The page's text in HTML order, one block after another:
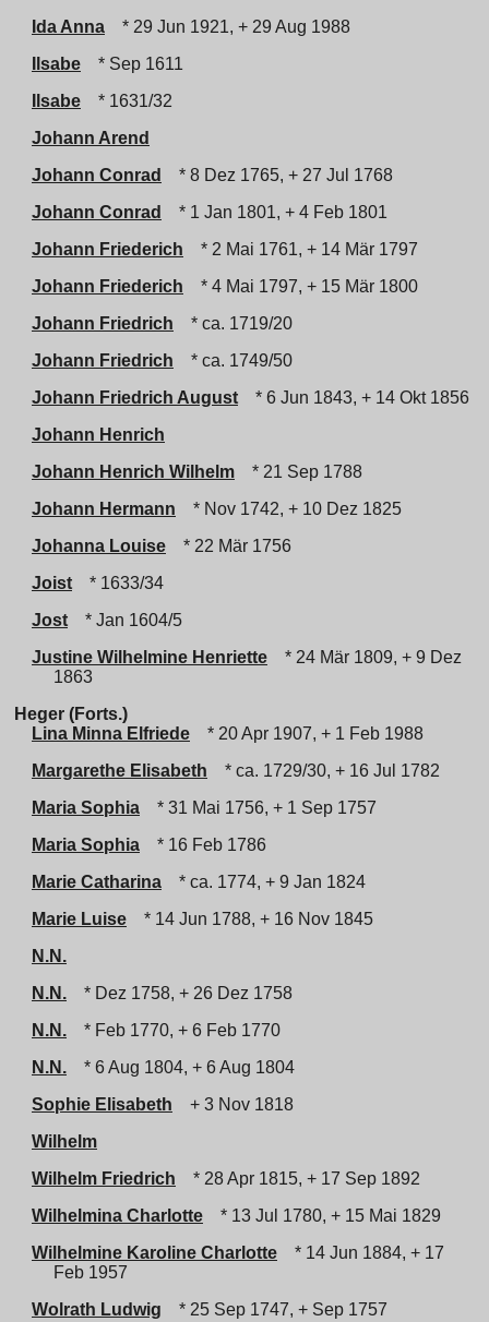
Ida Anna
* 29 Jun 1921, + 29 Aug 1988
Ilsabe
* Sep 1611
Ilsabe
* 1631/32
Johann Arend
Johann Conrad
* 8 Dez 1765, + 27 Jul 1768
Johann Conrad
* 1 Jan 1801, + 4 Feb 1801
Johann Friederich
* 2 Mai 1761, + 14 Mär 1797
Johann Friederich
* 4 Mai 1797, + 15 Mär 1800
Johann Friedrich
* ca. 1719/20
Johann Friedrich
* ca. 1749/50
Johann Friedrich August
* 6 Jun 1843, + 14 Okt 1856
Johann Henrich
Johann Henrich Wilhelm
* 21 Sep 1788
Johann Hermann
* Nov 1742, + 10 Dez 1825
Johanna Louise
* 22 Mär 1756
Joist
* 1633/34
Jost
* Jan 1604/5
Justine Wilhelmine Henriette
* 24 Mär 1809, + 9 Dez
1863
Heger (Forts.)
Lina Minna Elfriede
* 20 Apr 1907, + 1 Feb 1988
Margarethe Elisabeth
* ca. 1729/30, + 16 Jul 1782
Maria Sophia
* 31 Mai 1756, + 1 Sep 1757
Maria Sophia
* 16 Feb 1786
Marie Catharina
* ca. 1774, + 9 Jan 1824
Marie Luise
* 14 Jun 1788, + 16 Nov 1845
N.N.
N.N.
* Dez 1758, + 26 Dez 1758
N.N.
* Feb 1770, + 6 Feb 1770
N.N.
* 6 Aug 1804, + 6 Aug 1804
Sophie Elisabeth
+ 3 Nov 1818
Wilhelm
Wilhelm Friedrich
* 28 Apr 1815, + 17 Sep 1892
Wilhelmina Charlotte
* 13 Jul 1780, + 15 Mai 1829
Wilhelmine Karoline Charlotte
* 14 Jun 1884, + 17
Feb 1957
Wolrath Ludwig
* 25 Sep 1747, + Sep 1757